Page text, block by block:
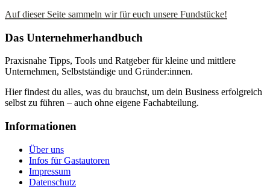
Auf dieser Seite sammeln wir für euch unsere Fundstücke!
Das Unternehmerhandbuch
Praxisnahe Tipps, Tools und Ratgeber für kleine und mittlere
Unternehmen, Selbstständige und Gründer:innen.
Hier findest du alles, was du brauchst, um dein Business erfolgreich
selbst zu führen – auch ohne eigene Fachabteilung.
Informationen
Über uns
Infos für Gastautoren
Impressum
Datenschutz